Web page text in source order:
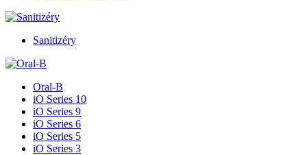
Sanitizéry
Oral-B
iO Series 10
iO Series 9
iO Series 6
iO Series 5
iO Series 3